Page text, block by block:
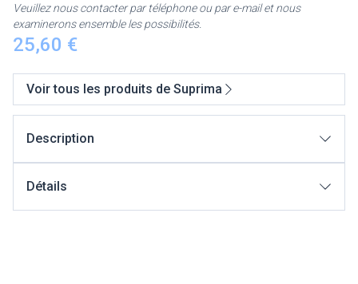
25,60 €
Veuillez nous contacter par téléphone ou par e-mail et nous
examinerons ensemble les possibilités.
Voir tous les produits de Suprima
Description
Détails